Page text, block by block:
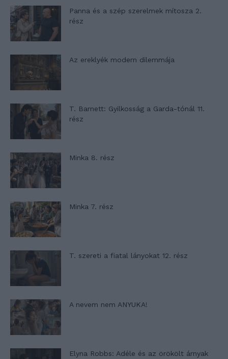
Panna és a szép szerelmek mítosza 2.
rész
Az ereklyék modern dilemmája
T. Barnett: Gyilkosság a Garda-tónál 11.
rész
Minka 8. rész
Minka 7. rész
T. szereti a fiatal lányokat 12. rész
A nevem nem ANYUKA!
Elyna Robbs: Adéle és az örökölt árnyak